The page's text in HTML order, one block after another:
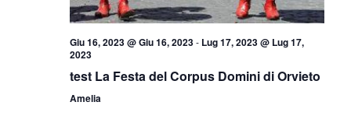
Giu 16, 2023 @ Giu 16, 2023- Lug 17, 2023 @ Lug 17,
2023
test La Festa del Corpus Domini di Orvieto
Amelia